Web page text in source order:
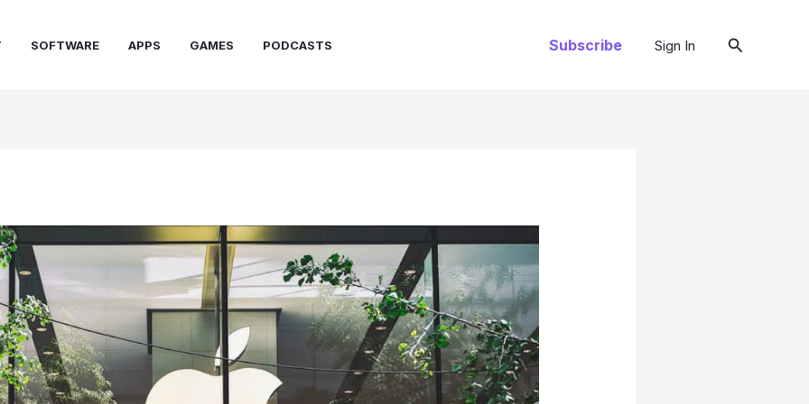
SOFTWARE APPS GAMES PODCASTS Subscribe Sign In